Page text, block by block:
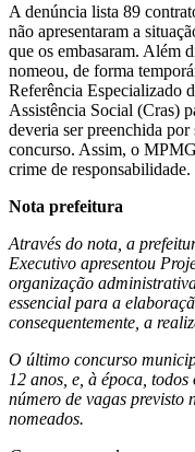
A denúncia lista 89
não apresentaram a
que os embasaram. Além
nomeou, de forma
Referência Especializado
Assistência Social (Cras)
deveria ser preenchida
concurso. Assim, o
crime de responsabilidade.
Nota prefeitura
Através do nota, a
Executivo apresentou
organização
essencial para a
consequentemente, a
O último concurso
12 anos, e, à época,
número de vagas previsto
nomeados.